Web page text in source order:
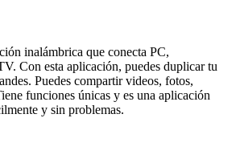
inalámbrica que conecta PC,
Con esta aplicación, puedes duplicar tu
Puedes compartir videos, fotos,
funciones únicas y es una aplicación
y sin problemas.